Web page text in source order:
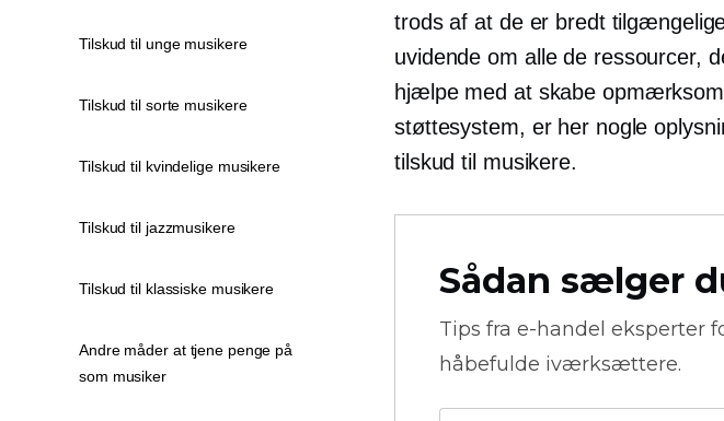
trods af at de er bredt
uvidende om alle de ressourcer,
hjælpe med at skabe
støttesystem, er her nogle
tilskud til musikere.
Sådan sælger
Tips fra e-handel eksperter
håbefulde iværksættere.
Tilskud til unge musikere
Tilskud til sorte musikere
Tilskud til kvindelige musikere
Tilskud til jazzmusikere
Tilskud til klassiske musikere
Andre måder at tjene penge på
som musiker